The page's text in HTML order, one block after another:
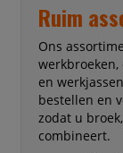
Ruim
Ons
werkbroeken,
en
bestellen en
zodat u
combineert.